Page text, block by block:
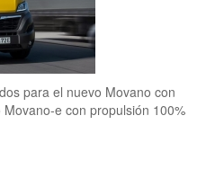
para el nuevo Movano con
e con propulsión 100%